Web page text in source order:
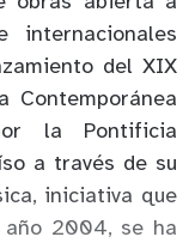
internacionales
del XIX
Contemporánea
la Pontificia
a través de su
iniciativa que
año 2004, se ha